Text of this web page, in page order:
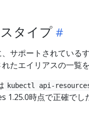
タイプ
サポートされている
たエイリアスの一覧を
kubectl api-
1.25.0時点で正確でし